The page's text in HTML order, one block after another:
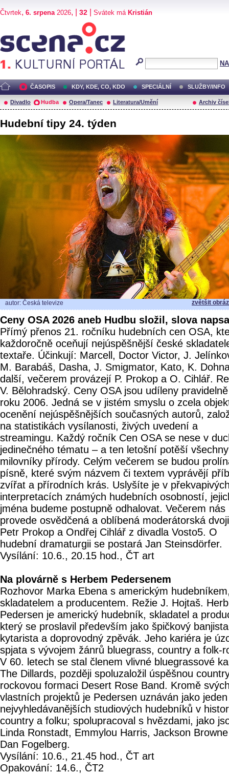
Čtvrtek, 6. srpena2026, | 32 Svátek má Kristián
ČASOPIS KDY, KDE, CO, KDO SPECIÁLNÍ SLUŽBY/INFO
Divadlo Hudba Opera/Tanec Literatura/Umění Archiv
Hudební tipy 24. týden
autor: Česká televize zvětšit
Ceny OSA 2026 aneb Hudbu složil, slova
Přímý přenos 21. ročníku hudebních cen OSA,
každoročně oceňují nejúspěšnější české
textaře. Účinkují: Marcell, Doctor Victor, J.
M. Barabáš, Dasha, J. Smigmator, Kato, K.
další, večerem provázejí P. Prokop a O. Cihlář.
V. Bělohradský. Ceny OSA jsou udíleny
roku 2006. Jedná se v jistém smyslu o zcela
ocenění nejúspěšnějších současných autorů,
na statistikách vysílanosti, živých uvedení a
streamingu. Každý ročník Cen OSA se nese v
jedinečného tématu – a ten letošní potěší všechny
milovníky přírody. Celým večerem se budou
písně, které svým názvem či textem vyprávějí
zvířat a přírodních krás. Uslyšíte je v
interpretacích známých hudebních osobností,
jména budeme postupně odhalovat. Večerem nás
provede osvědčená a oblíbená moderátorská
Petr Prokop a Ondřej Cihlář z divadla Vosto5. O
hudební dramaturgii se postará Jan Steinsdörfer.
Vysílání: 10.6., 20.15 hod., ČT art
Na plovárně s Herbem Pedersenem
Rozhovor Marka Ebena s americkým
skladatelem a producentem. Režie J. Hojtaš. Herb
Pedersen je americký hudebník, skladatel a
který se proslavil především jako špičkový
kytarista a doprovodný zpěvák. Jeho kariéra je
spjata s vývojem žánrů bluegrass, country a folk-
V 60. letech se stal členem vlivné bluegrassové
The Dillards, později spoluzaložil úspěšnou
rockovou formaci Desert Rose Band. Kromě
vlastních projektů je Pedersen uznáván jako
nejvyhledávanějších studiových hudebníků v
country a folku; spolupracoval s hvězdami, jako
Linda Ronstadt, Emmylou Harris, Jackson
Dan Fogelberg.
Vysílání: 10.6., 21.45 hod., ČT art
Opakování: 14.6., ČT2